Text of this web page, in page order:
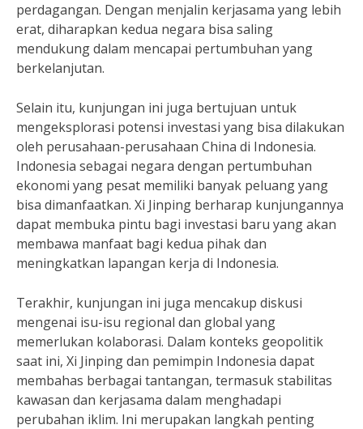
perdagangan. Dengan menjalin kerjasama yang lebih
erat, diharapkan kedua negara bisa saling
mendukung dalam mencapai pertumbuhan yang
berkelanjutan.
Selain itu, kunjungan ini juga bertujuan untuk
mengeksplorasi potensi investasi yang bisa dilakukan
oleh perusahaan-perusahaan China di Indonesia.
Indonesia sebagai negara dengan pertumbuhan
ekonomi yang pesat memiliki banyak peluang yang
bisa dimanfaatkan. Xi Jinping berharap kunjungannya
dapat membuka pintu bagi investasi baru yang akan
membawa manfaat bagi kedua pihak dan
meningkatkan lapangan kerja di Indonesia.
Terakhir, kunjungan ini juga mencakup diskusi
mengenai isu-isu regional dan global yang
memerlukan kolaborasi. Dalam konteks geopolitik
saat ini, Xi Jinping dan pemimpin Indonesia dapat
membahas berbagai tantangan, termasuk stabilitas
kawasan dan kerjasama dalam menghadapi
perubahan iklim. Ini merupakan langkah penting